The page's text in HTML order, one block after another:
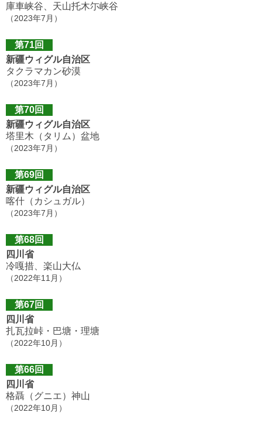
庫車峡谷、天山托木尓峡谷
（2023年7月）
第71回
新疆ウィグル自治区
タクラマカン砂漠
（2023年7月）
第70回
新疆ウィグル自治区
塔里木（タリム）盆地
（2023年7月）
第69回
新疆ウィグル自治区
喀什（カシュガル）
（2023年7月）
第68回
四川省
冷嘎措、楽山大仏
（2022年11月）
第67回
四川省
扎瓦拉峠・巴塘・理塘
（2022年10月）
第66回
四川省
格聶（グニエ）神山
（2022年10月）